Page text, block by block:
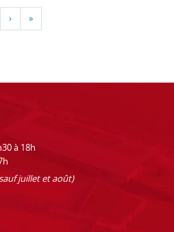
› »
à 18h
juillet et août)